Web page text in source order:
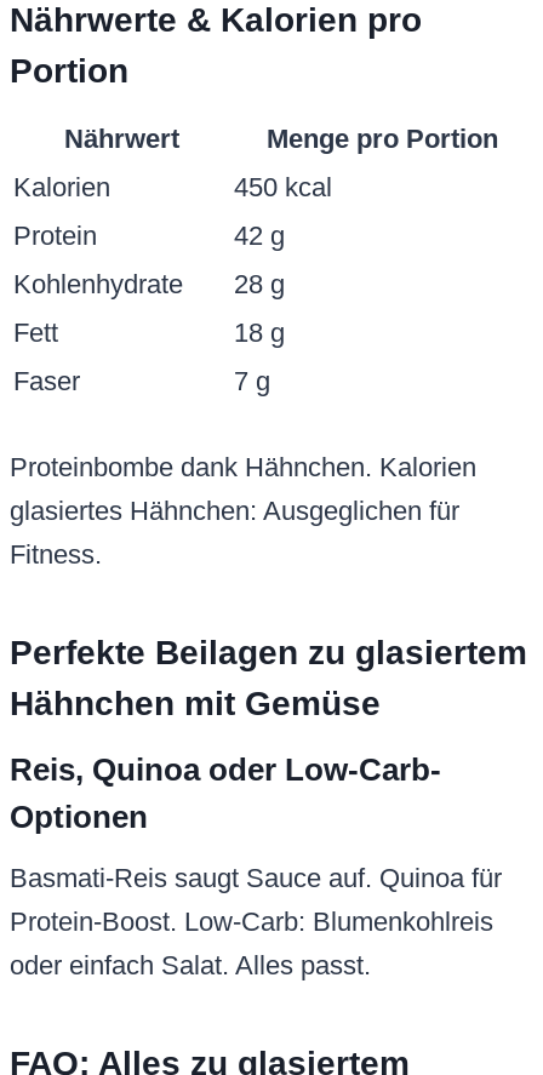
Nährwerte & Kalorien pro
Portion
Nährwert
Menge pro Portion
Kalorien
450 kcal
Protein
42 g
Kohlenhydrate
28 g
Fett
18 g
Faser
7 g
Proteinbombe dank Hähnchen. Kalorien
glasiertes Hähnchen: Ausgeglichen für
Fitness.
Perfekte Beilagen zu glasiertem
Hähnchen mit Gemüse
Reis, Quinoa oder Low-Carb-
Optionen
Basmati-Reis saugt Sauce auf. Quinoa für
Protein-Boost. Low-Carb: Blumenkohlreis
oder einfach Salat. Alles passt.
FAQ: Alles zu glasiertem